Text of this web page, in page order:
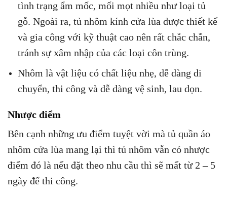
tình trạng ẩm mốc, mối mọt nhiều như loại tủ
gỗ. Ngoài ra, tủ nhôm kính cửa lùa được thiết kế
và gia công với kỹ thuật cao nên rất chắc chắn,
tránh sự xâm nhập của các loại côn trùng.
Nhôm là vật liệu có chất liệu nhẹ, dễ dàng di
chuyển, thi công và dễ dàng vệ sinh, lau dọn.
Nhược điểm
Bên cạnh những ưu điểm tuyệt vời mà tủ quần áo
nhôm cửa lùa mang lại thì tủ nhôm vẫn có nhược
điểm đó là nếu đặt theo nhu cầu thì sẽ mất từ 2 – 5
ngày để thi công.